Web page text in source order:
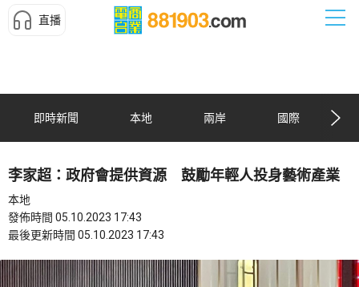
直播
即時新聞 本地 兩岸 國際
李家超：政府會提供資源 鼓勵年輕人投身藝術產業
本地
發佈時間 05.10.2023 17:43
最後更新時間 05.10.2023 17:43